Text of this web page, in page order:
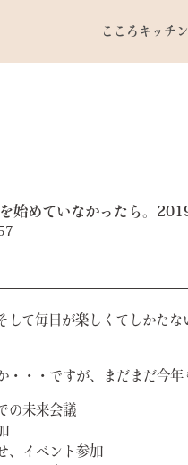
こころキッチ
始めていなかったら。
して毎日が楽しくてしかたな
・・・ですが、まだまだ今年
の未来会議
、イベント参加